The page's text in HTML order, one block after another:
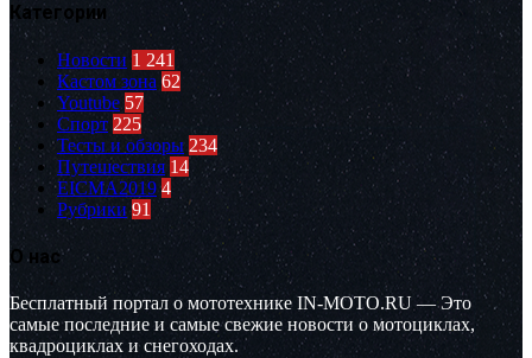
Категории
Новости 1 241
Кастом зона 62
Youtube 57
Спорт 225
Тесты и обзоры 234
Путешествия 14
EICMA2019 4
Рубрики 91
О нас
Бесплатный портал о мототехнике IN-MOTO.RU — Это
самые последние и самые свежие новости о мотоциклах,
квадроциклах и снегоходах.